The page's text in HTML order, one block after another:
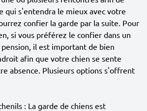
qui s'entendra le mieux avec votre
confier la garde par la suite. Pour
si vous préférez le confier dans un
il est important de bien
afin que votre chien se sente
absence. Plusieurs options s'offrent
: La garde de chiens est